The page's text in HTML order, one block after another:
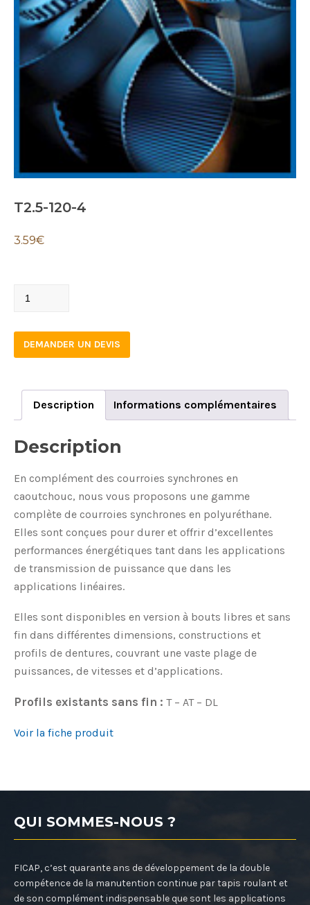
T2.5-120-4
3.59€
T2.5-
4
quantity
DEMANDER UN DEVIS
Description Informations complémentaires
Description
En complément des courroies synchrones en
caoutchouc, nous vous proposons une gamme
complète de courroies synchrones en polyuréthane.
Elles sont conçues pour durer et offrir d’excellentes
performances énergétiques tant dans les applications
de transmission de puissance que dans les
applications linéaires.
Elles sont disponibles en version à bouts libres et sans
fin dans différentes dimensions, constructions et
profils de dentures, couvrant une vaste plage de
puissances, de vitesses et d’applications.
Profils existants sans fin : T – AT – DL
Voir la fiche produit
QUI SOMMES-NOUS ?
FICAP, c’est quarante ans de développement de la double
compétence de la manutention continue par tapis roulant et
de son complément indispensable que sont les applications